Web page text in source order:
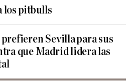
los pitbulls
prefieren Sevilla para sus
que Madrid lidera las